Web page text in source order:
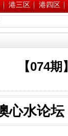
港三区 港四区
【074
心水论坛